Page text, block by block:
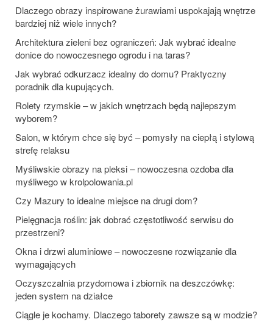
Dlaczego obrazy inspirowane żurawiami uspokajają wnętrze
bardziej niż wiele innych?
Architektura zieleni bez ograniczeń: Jak wybrać idealne
donice do nowoczesnego ogrodu i na taras?
Jak wybrać odkurzacz idealny do domu? Praktyczny
poradnik dla kupujących.
Rolety rzymskie – w jakich wnętrzach będą najlepszym
wyborem?
Salon, w którym chce się być – pomysły na ciepłą i stylową
strefę relaksu
Myśliwskie obrazy na pleksi – nowoczesna ozdoba dla
myśliwego w krolpolowania.pl
Czy Mazury to idealne miejsce na drugi dom?
Pielęgnacja roślin: jak dobrać częstotliwość serwisu do
przestrzeni?
Okna i drzwi aluminiowe – nowoczesne rozwiązanie dla
wymagających
Oczyszczalnia przydomowa i zbiornik na deszczówkę:
jeden system na działce
Ciągle je kochamy. Dlaczego taborety zawsze są w modzie?